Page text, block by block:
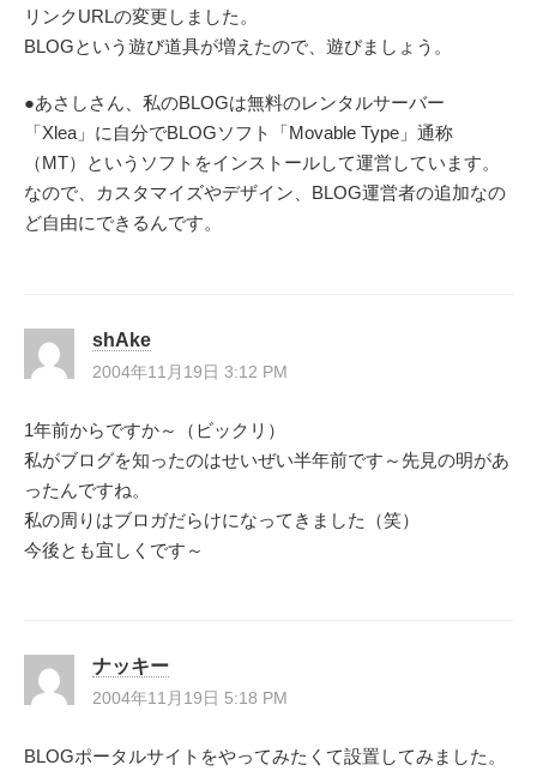
リンクURLの変更しました。
BLOGという遊び道具が増えたので、遊びましょう。
●あさしさん、私のBLOGは無料のレンタルサーバー
「Xlea」に自分でBLOGソフト「Movable Type」通称
（MT）というソフトをインストールして運営しています。
なので、カスタマイズやデザイン、BLOG運営者の追加なの
ど自由にできるんです。
shAke
2004年11月19日 3:12 PM
1年前からですか～（ビックリ）
私がブログを知ったのはせいぜい半年前です～先見の明があ
ったんですね。
私の周りはブロガだらけになってきました（笑）
今後とも宜しくです～
ナッキー
2004年11月19日 5:18 PM
BLOGポータルサイトをやってみたくて設置してみました。